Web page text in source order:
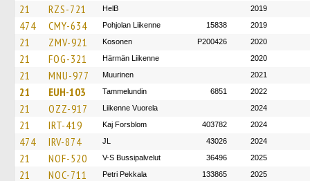
21 RZS-721 HelB 2019
474 CMY-634 Pohjolan Liikenne 15838 2019
21 ZMV-921 Kosonen P200426 2020
21 FOG-321 Härmän Liikenne 2020
21 MNU-977 Muurinen 2021
21 EUH-103 Tammelundin 6851 2022
21 OZZ-917 Liikenne Vuorela 2024
21 IRT-419 Kaj Forsblom 403782 2024
474 IRV-874 JL 43026 2024
21 NOF-520 V-S Bussipalvelut 36496 2025
21 NOC-711 Petri Pekkala 133865 2025